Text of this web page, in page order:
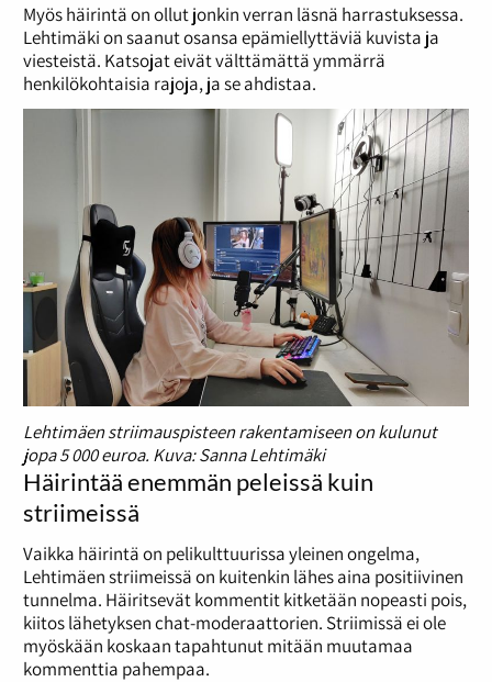
Myös häirintä on ollut jonkin verran läsnä harrastuksessa.
Lehtimäki on saanut osansa epämiellyttäviä kuvista ja
viesteistä. Katsojat eivät välttämättä ymmärrä
henkilökohtaisia rajoja, ja se ahdistaa.
Lehtimäen striimauspisteen rakentamiseen on kulunut
jopa 5 000 euroa. Kuva: Sanna Lehtimäki
Häirintää enemmän peleissä kuin
striimeissä
Vaikka häirintä on pelikulttuurissa yleinen ongelma,
Lehtimäen striimeissä on kuitenkin lähes aina positiivinen
tunnelma. Häiritsevät kommentit kitketään nopeasti pois,
kiitos lähetyksen chat-moderaattorien. Striimissä ei ole
myöskään koskaan tapahtunut mitään muutamaa
kommenttia pahempaa.